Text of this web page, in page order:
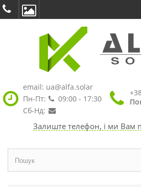
email: ua@alfa.solar
Пн-Пт:
09:00 - 17:30
Сб-Нд:
Залиште телефон, і ми Вам